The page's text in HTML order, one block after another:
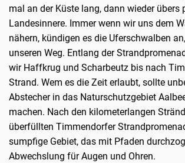
mal an der Küste lang, dann wieder übers
Landesinnere. Immer wenn wir uns dem
nähern, kündigen es die Uferschwalben
unseren Weg. Entlang der
wir Haffkrug und Scharbeutz bis nach
Strand. Wem es die Zeit erlaubt, sollte
Abstecher in das Naturschutzgebiet
machen. Nach den kilometerlangen
überfüllten Timmendorfer
sumpfige Gebiet, das mit Pfaden
Abwechslung für Augen und Ohren.